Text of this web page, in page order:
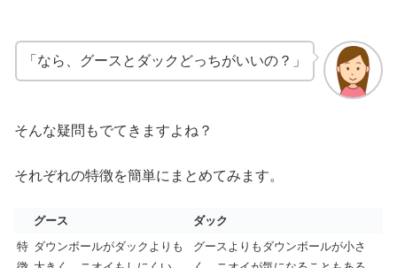
「なら、グースとダックどっちがいいの？」
そんな疑問もでてきますよね？
それぞれの特徴を簡単にまとめてみます。
グース
ダック
特 ダウンボールがダックよりも
グースよりもダウンボールが小さ